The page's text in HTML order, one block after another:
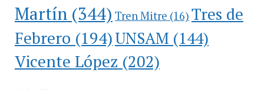
Martín(344) Tren Mitre (16) Tres de
Febrero (194)UNSAM (144)
Vicente López (202)